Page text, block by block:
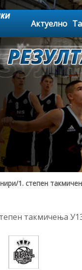
Актуелно
1. степен
такмичења